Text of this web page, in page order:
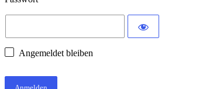
Angemeldet bleiben